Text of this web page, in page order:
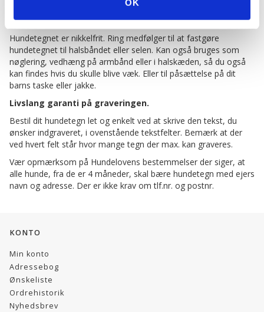
OK
Graverede hundetegn sendes altid med Postnord som
brevpost - leveringstid oftest 5-10 hverdage
Hundetegnet er nikkelfrit. Ring medfølger til at fastgøre
hundetegnet til halsbåndet eller selen. Kan også bruges som
nøglering, vedhæng på armbånd eller i halskæden, så du også
kan findes hvis du skulle blive væk. Eller til påsættelse på dit
barns taske eller jakke.
Livslang garanti på graveringen.
Bestil dit hundetegn let og enkelt ved at skrive den tekst, du
ønsker indgraveret, i ovenstående tekstfelter. Bemærk at der
ved hvert felt står hvor mange tegn der max. kan graveres.
Vær opmærksom på Hundelovens bestemmelser der siger, at
alle hunde, fra de er 4 måneder, skal bære hundetegn med ejers
navn og adresse. Der er ikke krav om tlf.nr. og postnr.
KONTO
Min konto
Adressebog
Ønskeliste
Ordrehistorik
Nyhedsbrev